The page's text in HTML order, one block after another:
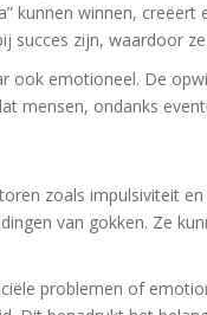
kunnen winnen,
succes zijn, waardoor
ook emotioneel. De
mensen, ondanks
zoals impulsiviteit
van gokken. Ze
problemen of